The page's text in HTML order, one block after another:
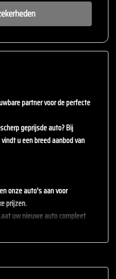
partner voor de perfecte
geprijsde auto? Bij
u een breed aanbod van
onze auto's aan voor
prijzen.
uw nieuwe auto compleet
afleverpakketten (tegen
voor uw huidige auto – inruil